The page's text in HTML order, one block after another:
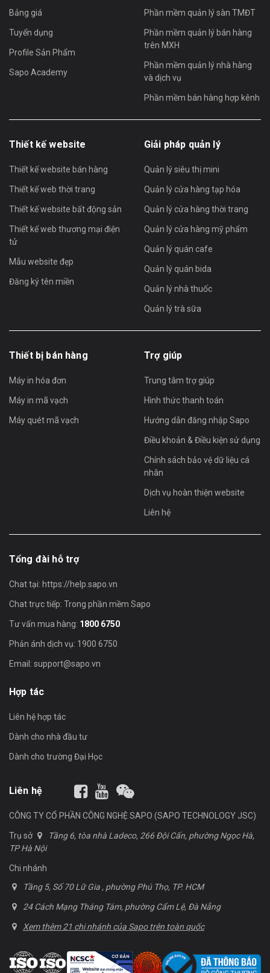
Bảng giá
Tuyển dụng
Profile Sản Phẩm
Sapo Academy
Phần mềm quản lý sàn TMĐT
Phần mềm quản lý bán hàng
trên MXH
Phần mềm quản lý nhà hàng
và dịch vụ
Phần mềm bán hàng hợp kênh
Thiết kế website
Thiết kế website bán hàng
Thiết kế web thời trang
Thiết kế website bất động sản
Thiết kế web thương mại điện
tử
Mẫu website đẹp
Đăng ký tên miền
Giải pháp quản lý
Quản lý siêu thị mini
Quản lý cửa hàng tạp hóa
Quản lý cửa hàng thời trang
Quản lý cửa hàng mỹ phẩm
Quản lý quán cafe
Quản lý quán bida
Quản lý nhà thuốc
Quản lý trà sữa
Thiết bị bán hàng
Máy in hóa đơn
Máy in mã vạch
Máy quét mã vạch
Trợ giúp
Trung tâm trợ giúp
Hình thức thanh toán
Hướng dẫn đăng nhập Sapo
Điều khoản & Điều kiện sử dụng
Chính sách bảo vệ dữ liệu cá
nhân
Dịch vụ hoàn thiện website
Liên hệ
Tổng đài hỗ trợ
Chat tại: https://help.sapo.vn
Chat trực tiếp: Trong phần mềm Sapo
Tư vấn mua hàng: 1800 6750
Phản ánh dịch vụ: 1900 6750
Email: support@sapo.vn
Hợp tác
Liên hệ hợp tác
Dành cho nhà đầu tư
Dành cho trường Đại Học
Liên hệ
CÔNG TY CỔ PHẦN CÔNG NGHỆ SAPO (SAPO TECHNOLOGY JSC)
Trụ sở
Tầng 6, tòa nhà Ladeco, 266 Đội Cấn, phường Ngọc Hà,
TP Hà Nội
Chi nhánh
Tầng 5, Số 70 Lữ Gia , phường Phú Thọ, TP. HCM
24 Cách Mạng Tháng Tám, phường Cẩm Lệ, Đà Nẵng
Xem thêm 21 chi nhánh của Sapo trên toàn quốc